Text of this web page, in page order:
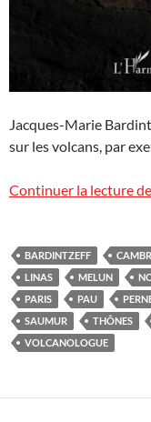
Jacques-Marie
sur les volcans, par
Continuer la lecture de
BARDINTZEFF
LINAS
MELUN
PARIS
PAU
SAUMUR
THÔNES
VOLCANOLOGUE